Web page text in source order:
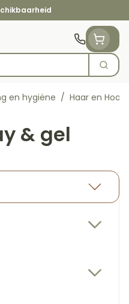
Zoek
en hygiëne / Haar en Hoofd
& gel